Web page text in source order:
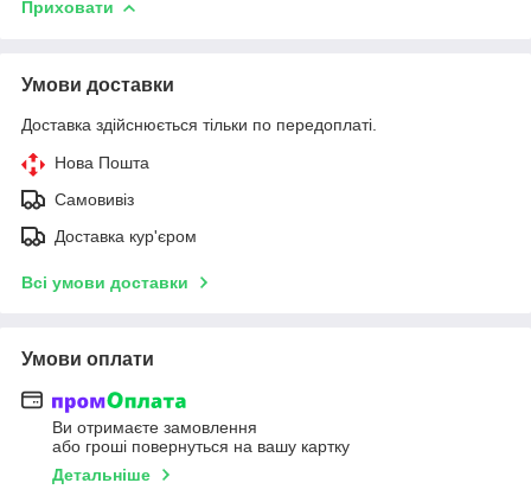
Приховати
Умови доставки
Доставка здійснюється тільки по передоплаті.
Нова Пошта
Самовивіз
Доставка кур'єром
Всі умови доставки
Умови оплати
Ви отримаєте замовлення
або гроші повернуться на вашу картку
Детальніше